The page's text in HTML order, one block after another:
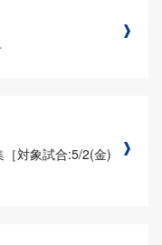
対象試合:5/2(金)